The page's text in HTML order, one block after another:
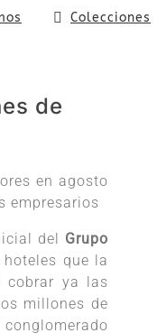
Colecciones
de
en agosto
empresarios
del Grupo
que la
cobrar ya las
millones de